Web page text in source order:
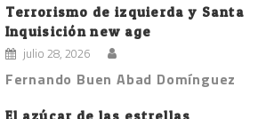
Terrorismo de izquierda y Santa
Inquisición new age
julio 28, 2026
Fernando Buen Abad Domínguez
El azúcar de las estrellas